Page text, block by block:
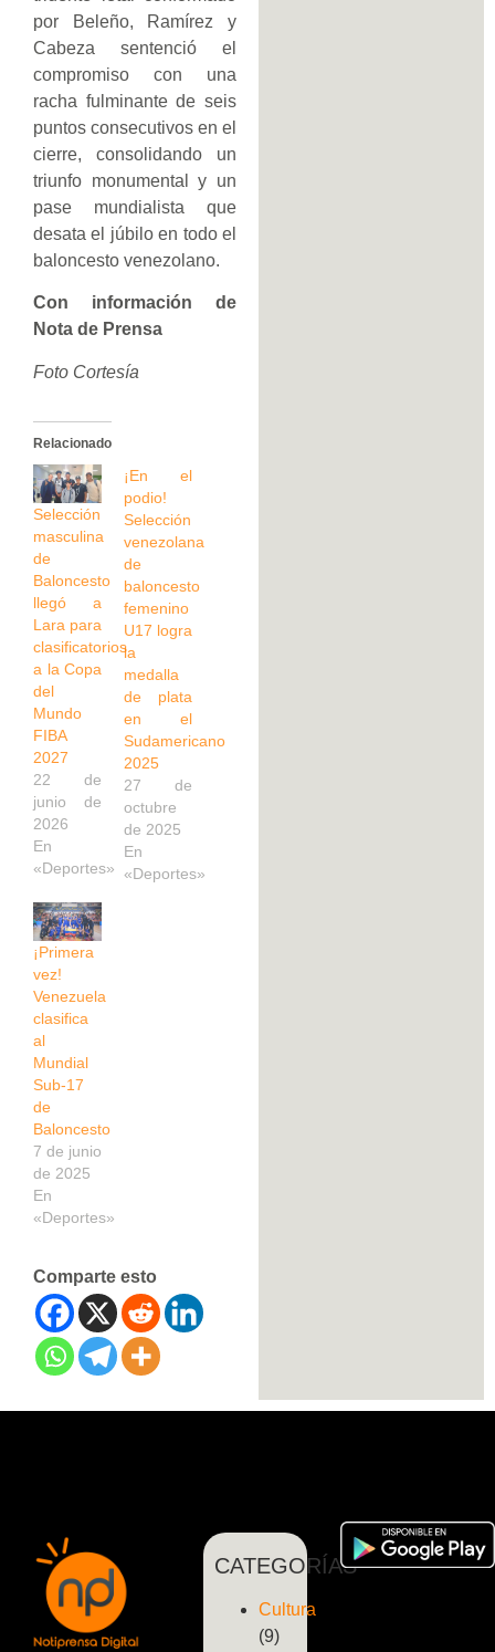
por Beleño, Ramírez y
Cabeza sentenció el
compromiso con una
racha fulminante de seis
puntos consecutivos en el
cierre, consolidando un
triunfo monumental y un
pase mundialista que
desata el júbilo en todo el
baloncesto venezolano.
Con información de
Nota de Prensa
Foto Cortesía
Relacionado
Selección
masculina
de
Baloncesto
llegó a
Lara para
clasificatorios
a la Copa
del
Mundo
FIBA
2027
22 de
junio de
2026
En
«Deportes»
¡En el
podio!
Selección
venezolana
de
baloncesto
femenino
U17 logra
la
medalla
de plata
en el
Sudamericano
2025
27 de
octubre
de 2025
En
«Deportes»
¡Primera
vez!
Venezuela
clasifica
al
Mundial
Sub-17
de
Baloncesto
7 de junio
de 2025
En
«Deportes»
Comparte esto
CATEGORÍAS
Cultura
(9)